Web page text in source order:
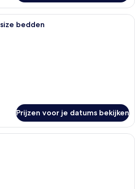
Een hotelkamer met twee bedden,
bedden
Prijzen voor je datums bekijken
Een hotelkamer met een groot bed,